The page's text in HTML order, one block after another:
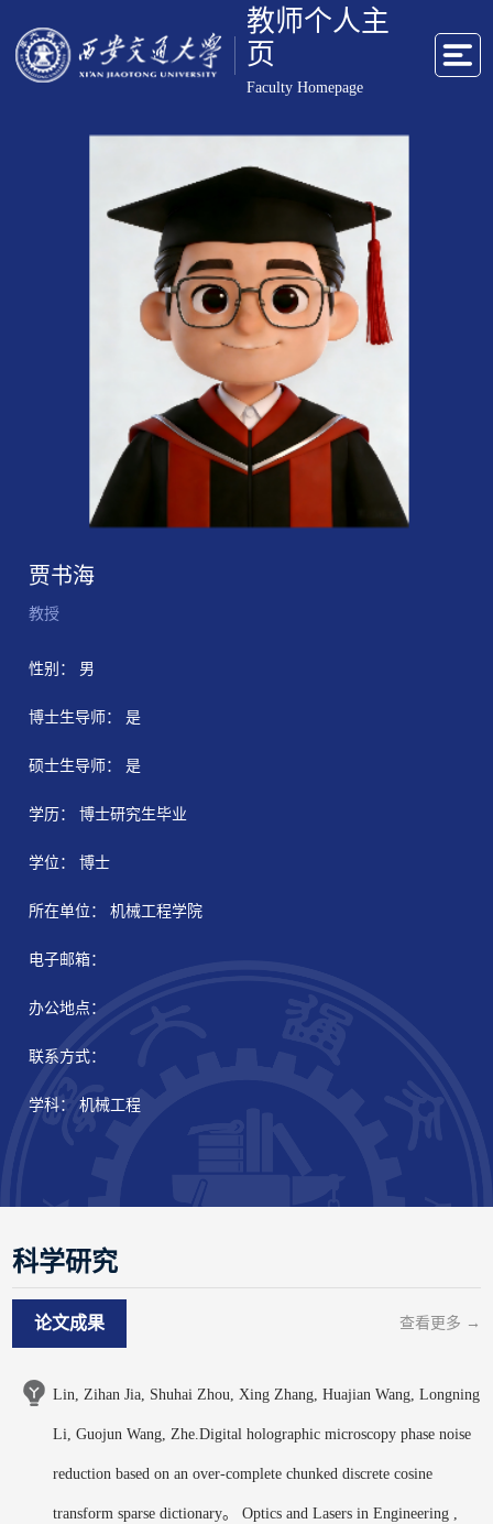
教师个人主
页
Faculty Homepage
贾书海
教授
性别： 男
博士生导师： 是
硕士生导师： 是
学历： 博士研究生毕业
学位： 博士
所在单位： 机械工程学院
电子邮箱：
办公地点：
联系方式：
学科： 机械工程
科学研究
论文成果 查看更多 →
Lin, Zihan Jia, Shuhai Zhou, Xing Zhang, Huajian Wang, Longning
Li, Guojun Wang, Zhe.Digital holographic microscopy phase noise
reduction based on an over-complete chunked discrete cosine
transform sparse dictionary。 Optics and Lasers in Engineering ,